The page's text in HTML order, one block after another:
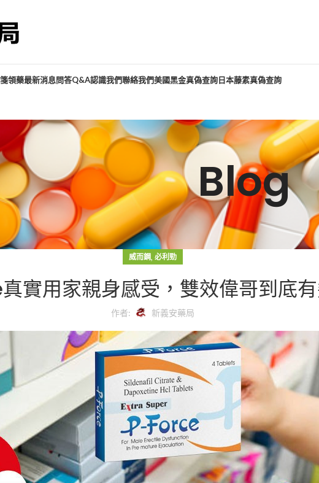
領藥最新消息問答Q&A認識我們聯絡我們美國黑金真偽查詢日本藤素真偽查詢
Blog
威而鋼, 必利勁
實用家親身感受，雙效偉哥到底有
作者: 新義安藥局